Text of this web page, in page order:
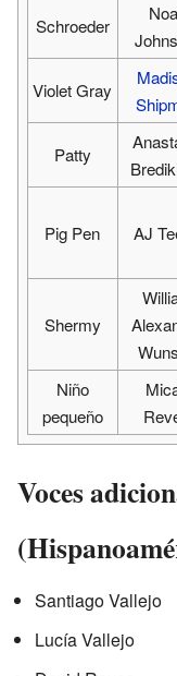
Schroeder
Violet Gray
Patty
Pig Pen AJ
Shermy
Niño
pequeño
Voces
Santiago Vallejo
Lucía Vallejo